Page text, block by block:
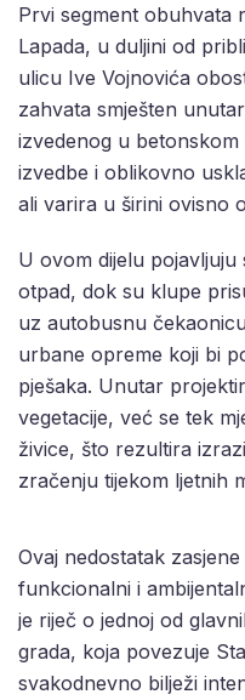
Prvi segment obuhvata
Lapada, u duljini od
ulicu Ive Vojnovića
zahvata smješten
izvedenog u
izvedbe i oblikovno
ali varira u širini ovisno
U ovom dijelu pojavljuju
otpad, dok su klupe
uz autobusnu
urbane opreme koji bi
pješaka. Unutar
vegetacije, već se tek
živice, što rezultira
zračenju tijekom ljetnih
Ovaj nedostatak
funkcionalni i
je riječ o jednoj od
grada, koja povezuje
svakodnevno bilježi